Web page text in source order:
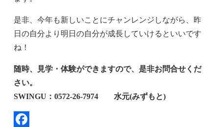
是非、今年も新しいことにチャンレンジしながら、昨
日の自分より明日の自分が成長していけるといいです
ね！
随時、見学・体験ができますので、是非お問合せくだ
さい。
SWINGU：0572‐26‐7974 水元(みずもと)